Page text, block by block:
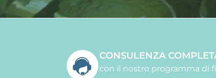
CONSULENZA
con il nostro programma di